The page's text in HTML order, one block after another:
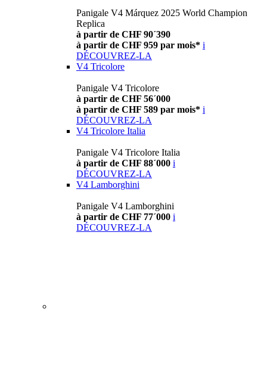
Panigale V4 Márquez 2025 World Champion
Replica
à partir de CHF 90´390
à partir de CHF 959 par mois* i
DÉCOUVREZ-LA
V4 Tricolore
Panigale V4 Tricolore
à partir de CHF 56´000
à partir de CHF 589 par mois* i
DÉCOUVREZ-LA
V4 Tricolore Italia
Panigale V4 Tricolore Italia
à partir de CHF 88´000 i
DÉCOUVREZ-LA
V4 Lamborghini
Panigale V4 Lamborghini
à partir de CHF 77´000 i
DÉCOUVREZ-LA